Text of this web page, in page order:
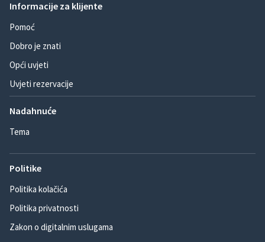
Informacije za klijente
Pomoć
Dobro je znati
Opći uvjeti
Uvjeti rezervacije
Nadahnuće
Tema
Politike
Politika kolačića
Politika privatnosti
Zakon o digitalnim uslugama